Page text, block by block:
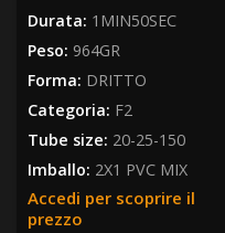
Durata: 1MIN50SEC
Peso: 964GR
Forma: DRITTO
Categoria: F2
Tube size: 20-25-150
Imballo: 2X1 PVC MIX
Accedi per scoprire il
prezzo